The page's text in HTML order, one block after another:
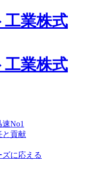
No1
と貢献
に応える